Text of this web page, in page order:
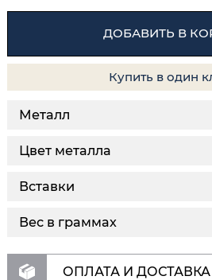
ДОБАВИТЬ В
Купить в один
Металл
Цвет металла
Вставки
Вес в граммах
ОПЛАТА И ДОСТАВКА